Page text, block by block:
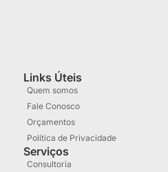
Drystar DT 2B AGFA
Orçamento